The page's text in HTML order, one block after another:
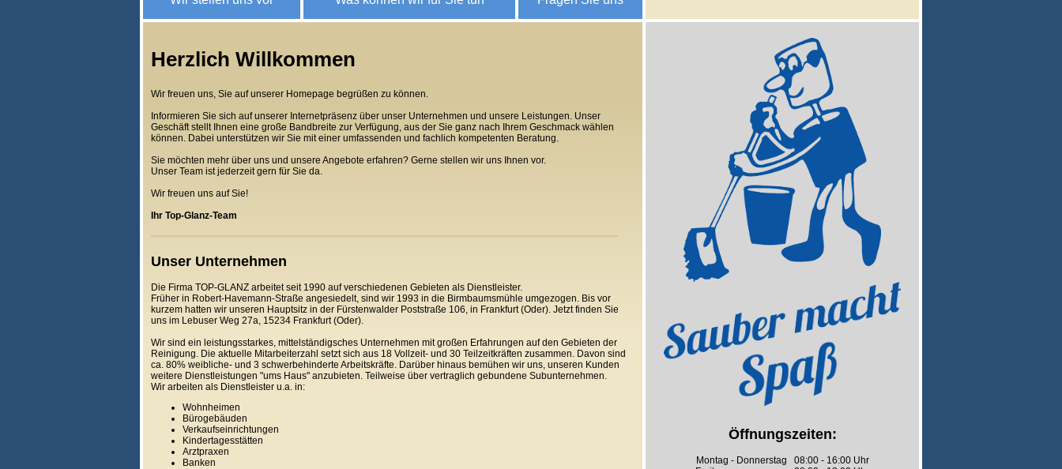
Herzlich Willkommen
Wir freuen uns, Sie auf unserer Homepage begrüßen zu können.
Informieren Sie sich auf unserer Internetpräsenz über unser Unternehmen und unsere Leistungen. Unser
Geschäft stellt Ihnen eine große Bandbreite zur Verfügung, aus der Sie ganz nach Ihrem Geschmack wählen
können. Dabei unterstützen wir Sie mit einer umfassenden und fachlich kompetenten Beratung.
Sie möchten mehr über uns und unsere Angebote erfahren? Gerne stellen wir uns Ihnen vor.
Unser Team ist jederzeit gern für Sie da.
Wir freuen uns auf Sie!
Ihr Top-Glanz-Team
Unser Unternehmen
Die Firma TOP-GLANZ arbeitet seit 1990 auf verschiedenen Gebieten als Dienstleister.
Früher in Robert-Havemann-Straße angesiedelt, sind wir 1993 in die Birmbaumsmühle umgezogen. Bis vor
kurzem hatten wir unseren Hauptsitz in der Fürstenwalder Poststraße 106, in Frankfurt (Oder). Jetzt finden Sie
uns im Lebuser Weg 27a, 15234 Frankfurt (Oder).
Wir sind ein leistungsstarkes, mittelständigsches Unternehmen mit großen Erfahrungen auf den Gebieten der
Reinigung. Die aktuelle Mitarbeiterzahl setzt sich aus 18 Vollzeit- und 30 Teilzeitkräften zusammen. Davon sind
ca. 80% weibliche- und 3 schwerbehinderte Arbeitskräfte. Darüber hinaus bemühen wir uns, unseren Kunden
weitere Dienstleistungen "ums Haus" anzubieten. Teilweise über vertraglich gebundene Subunternehmen.
Wir arbeiten als Dienstleister u.a. in:
Wohnheimen
Bürogebäuden
Verkaufseinrichtungen
Kindertagesstätten
Arztpraxen
Banken
Öffnungszeiten:
Montag - Donnerstag 08:00 - 16:00 Uhr